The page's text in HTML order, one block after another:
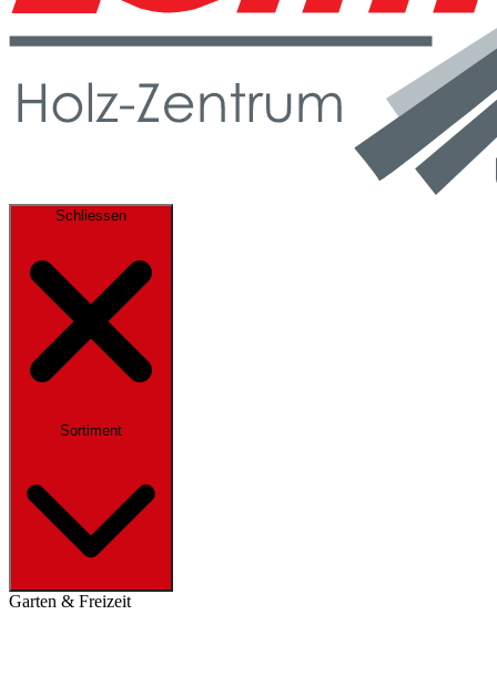
Schliessen
Sortiment
Garten & Freizeit